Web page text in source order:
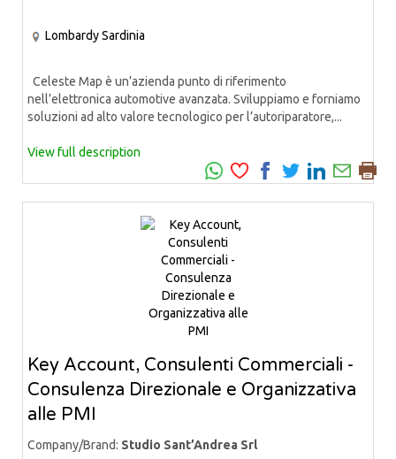
LombardySardinia
Celeste Map è un’azienda punto di riferimento
nell’elettronica automotive avanzata. Sviluppiamo e forniamo
soluzioni ad alto valore tecnologico per l’autoriparatore,...
View full description
Key Account, Consulenti Commerciali -
Consulenza Direzionale e Organizzativa
alle PMI
Company/Brand: Studio Sant’Andrea Srl